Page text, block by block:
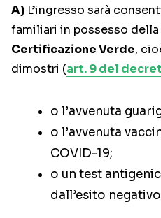
A) L’ingresso sarà
familiari in possesso
Certificazione Verde,
dimostri (art. 9 del
o l’avvenuta
o l’avvenuta
COVID-19;
o un test
dall’esito